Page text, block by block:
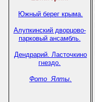
Южный берег крыма.
Алупкинский дворцово-
парковый ансамбль.
Дендрарий. Ласточкино
гнездо.
Фото Ялты.